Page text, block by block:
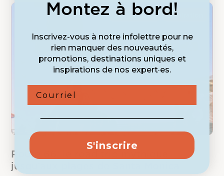
Destinations Inspiration
Route 66: le road trip mythique
jusqu’aux plages de Santa Monica
Montez à bord!
Inscrivez-vous à notre infolettre pour ne
rien manquer des nouveautés,
promotions, destinations uniques et
inspirations de nos expert·es.
Courriel
S'inscrire